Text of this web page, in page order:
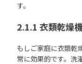
す。
2.1.1 衣類乾燥
もしご家庭に衣類乾
常に効果的です。洗